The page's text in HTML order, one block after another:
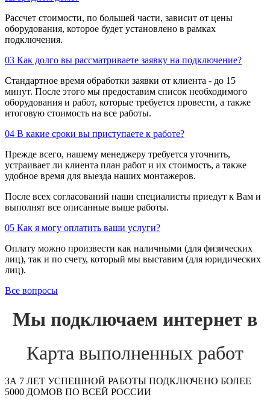
Рассчет стоимости, по большей части, зависит от цены
оборудования, которое будет установлено в рамках
подключения.
03 Как долго вы рассматриваете заявку на подключение?
Стандартное время обработки заявки от клиента - до 15
минут. После этого мы предоставим список необходимого
оборудования и работ, которые требуется провести, а также
итоговую стоимость на все работы.
04 В какие сроки вы приступаете к работе?
Прежде всего, нашему менеджеру требуется уточнить,
устраивает ли клиента план работ и их стоимость, а также
удобное время для выезда наших монтажеров.
После всех согласований наши специалисты приедут к Вам и
выполнят все описанные выше работы.
05 Как я могу оплатить ваши услуги?
Оплату можно произвести как наличными (для физических
лиц), так и по счету, который мы выставим (для юридических
лиц).
Все вопросы
Мы подключаем интернет в
Карта выполненных работ
ЗА 7 ЛЕТ УСПЕШНОЙ РАБОТЫ ПОДКЛЮЧЕНО БОЛЕЕ
5000 ДОМОВ ПО ВСЕЙ РОССИИ